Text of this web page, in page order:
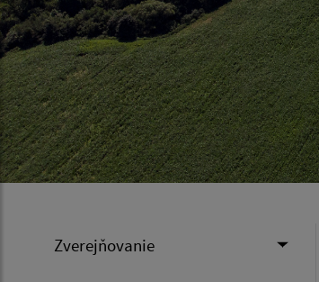
Zverejňovanie